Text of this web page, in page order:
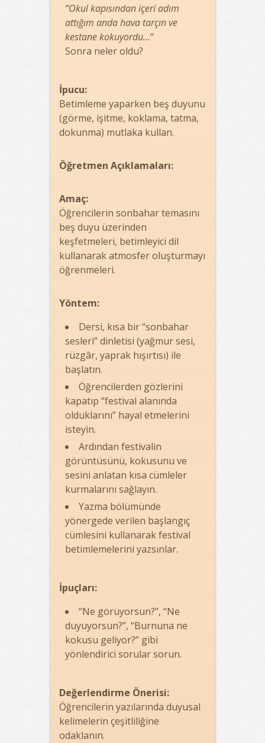
“Okul kapısından içeri adım
attığım anda hava tarçın ve
kestane kokuyordu…“
Sonra neler oldu?
İpucu:
Betimleme yaparken beş duyunu
(görme, işitme, koklama, tatma,
dokunma) mutlaka kullan.
Öğretmen Açıklamaları:
Amaç:
Öğrencilerin sonbahar temasını
beş duyu üzerinden
keşfetmeleri, betimleyici dil
kullanarak atmosfer oluşturmayı
öğrenmeleri.
Yöntem:
Dersi, kısa bir “sonbahar
sesleri” dinletisi (yağmur sesi,
rüzgâr, yaprak hışırtısı) ile
başlatın.
Öğrencilerden gözlerini
kapatıp “festival alanında
olduklarını” hayal etmelerini
isteyin.
Ardından festivalin
görüntüsünü, kokusunu ve
sesini anlatan kısa cümleler
kurmalarını sağlayın.
Yazma bölümünde
yönergede verilen başlangıç
cümlesini kullanarak festival
betimlemelerini yazsınlar.
İpuçları:
“Ne görüyorsun?”, “Ne
duyuyorsun?”, “Burnuna ne
kokusu geliyor?” gibi
yönlendirici sorular sorun.
Değerlendirme Önerisi:
Öğrencilerin yazılarında duyusal
kelimelerin çeşitliliğine
odaklanın.